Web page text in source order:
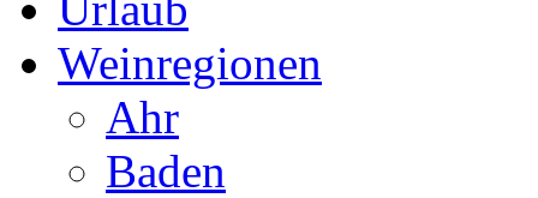
Weinregionen
Ahr
Baden